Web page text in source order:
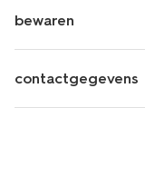
bewaren
contactgegevens